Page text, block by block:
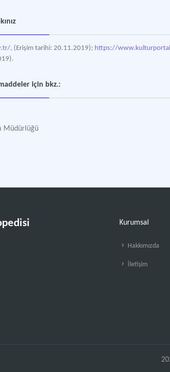
, (Erişim tarihi: 20.11.2019); https://
için bkz.:
Müdürlüğü
Kurumsal
Hakkımızda
İletişim